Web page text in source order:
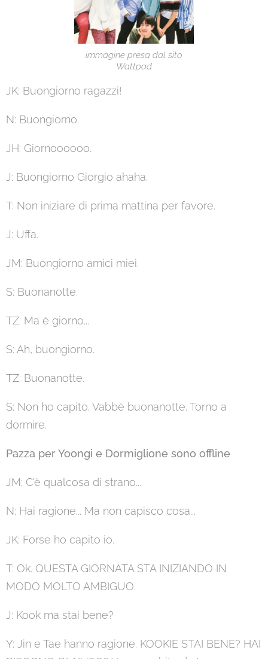
immagine presa dal sito
Wattpad
JK: Buongiorno ragazzi!
N: Buongiorno.
JH: Giornoooooo.
J: Buongiorno Giorgio ahaha.
T: Non iniziare di prima mattina per favore.
J: Uffa.
JM: Buongiorno amici miei.
S: Buonanotte.
TZ: Ma è giorno...
S: Ah, buongiorno.
TZ: Buonanotte.
S: Non ho capito. Vabbè buonanotte. Torno a
dormire.
Pazza per Yoongi e Dormiglione sono offline
JM: C'è qualcosa di strano...
N: Hai ragione... Ma non capisco cosa...
JK: Forse ho capito io.
T: Ok. QUESTA GIORNATA STA INIZIANDO IN
MODO MOLTO AMBIGUO.
J: Kook ma stai bene?
Y: Jin e Tae hanno ragione. KOOKIE STAI BENE? HAI